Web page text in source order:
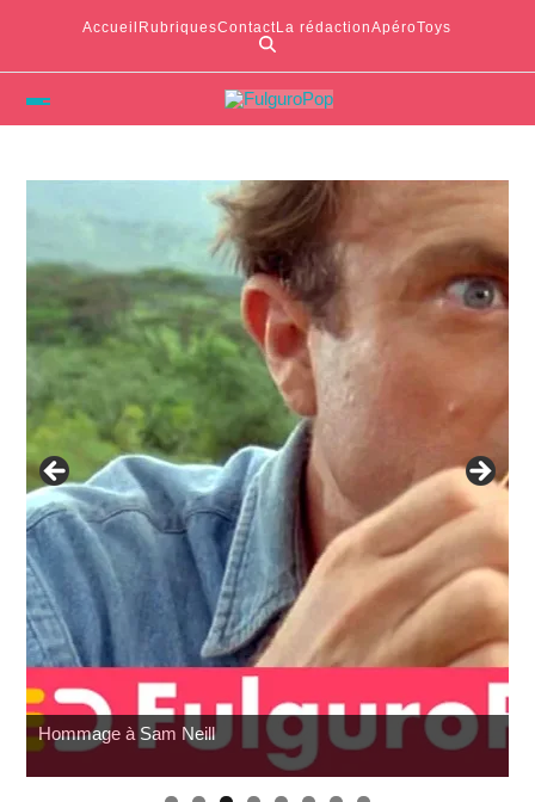
Accueil RubriquesContactLa rédactionApéroToys
Wonfest : les indépendants